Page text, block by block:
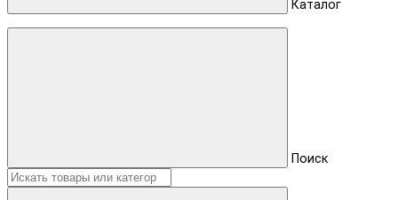
Каталог
Поиск